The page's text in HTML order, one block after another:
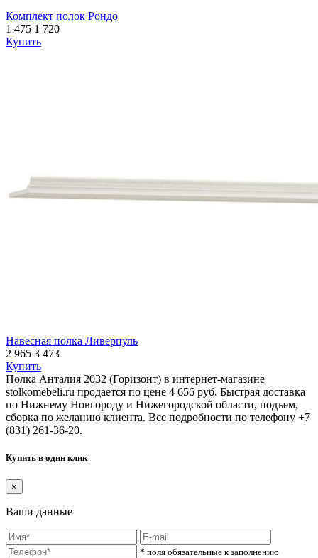
Комплект полок Рондо
1 475 1 720
Купить
Навесная полка Ливерпуль
2 965 3 473
Купить
Полка Анталия 2032 (Горизонт) в интернет-магазине
stolkomebeli.ru продается по цене 4 656 руб. Быстрая доставка
по Нижнему Новгороду и Нижегородской области, подъем,
сборка по желанию клиента. Все подробности по телефону +7
(831) 261-36-20.
Купить в один клик
×
Ваши данные
* поля обязательные к заполнению